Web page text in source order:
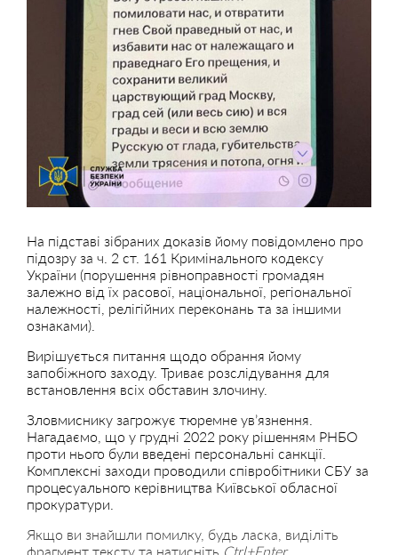
На підставі зібраних доказів йому повідомлено про
підозру за ч. 2 ст. 161 Кримінального кодексу
України (порушення рівноправності громадян
залежно від їх расової, національної, регіональної
належності, релігійних переконань та за іншими
ознаками).
Вирішується питання щодо обрання йому
запобіжного заходу. Триває розслідування для
встановлення всіх обставин злочину.
Зловмиснику загрожує тюремне ув’язнення.
Нагадаємо, що у грудні 2022 року рішенням РНБО
проти нього були введені персональні санкції.
Комплексні заходи проводили співробітники СБУ за
процесуального керівництва Київської обласної
прокуратури.
Якщо ви знайшли помилку, будь ласка, виділіть
фрагмент тексту та натисніть Ctrl+Enter.